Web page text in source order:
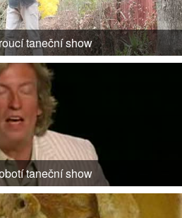
taneční show
taneční show